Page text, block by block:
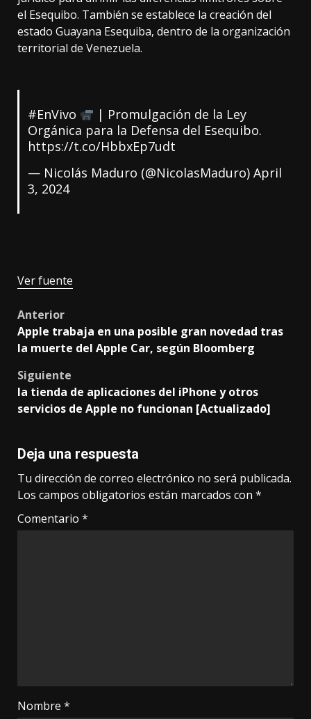
el Esequibo. También se establece la creación del
estado Guayana Esequiba, dentro de la organización
territorial de Venezuela.
#EnVivo
| Promulgación de la Ley
Orgánica para la Defensa del Esequibo.
https://t.co/HbbxEp7udt
— Nicolás Maduro (@NicolasMaduro) April
3, 2024
Ver fuente
Post
navigation
Anterior
Apple trabaja en una posible gran novedad tras
la muerte del Apple Car, según Bloomberg
Siguiente
la tienda de aplicaciones del iPhone y otros
servicios de Apple no funcionan [Actualizado]
Deja una respuesta
Tu dirección de correo electrónico no será publicada.
Los campos obligatorios están marcados con *
Comentario *
Nombre *